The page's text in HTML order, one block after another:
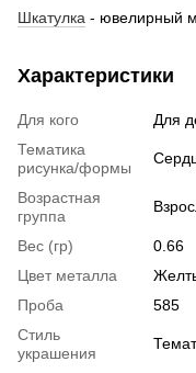
Шкатулка - ювелирный
Характеристики
Для кого
Для
Тематика
рисунка/формы
Возрастная
группа
Вес (гр)
0.66
Цвет металла
Проба
585
Стиль
украшения